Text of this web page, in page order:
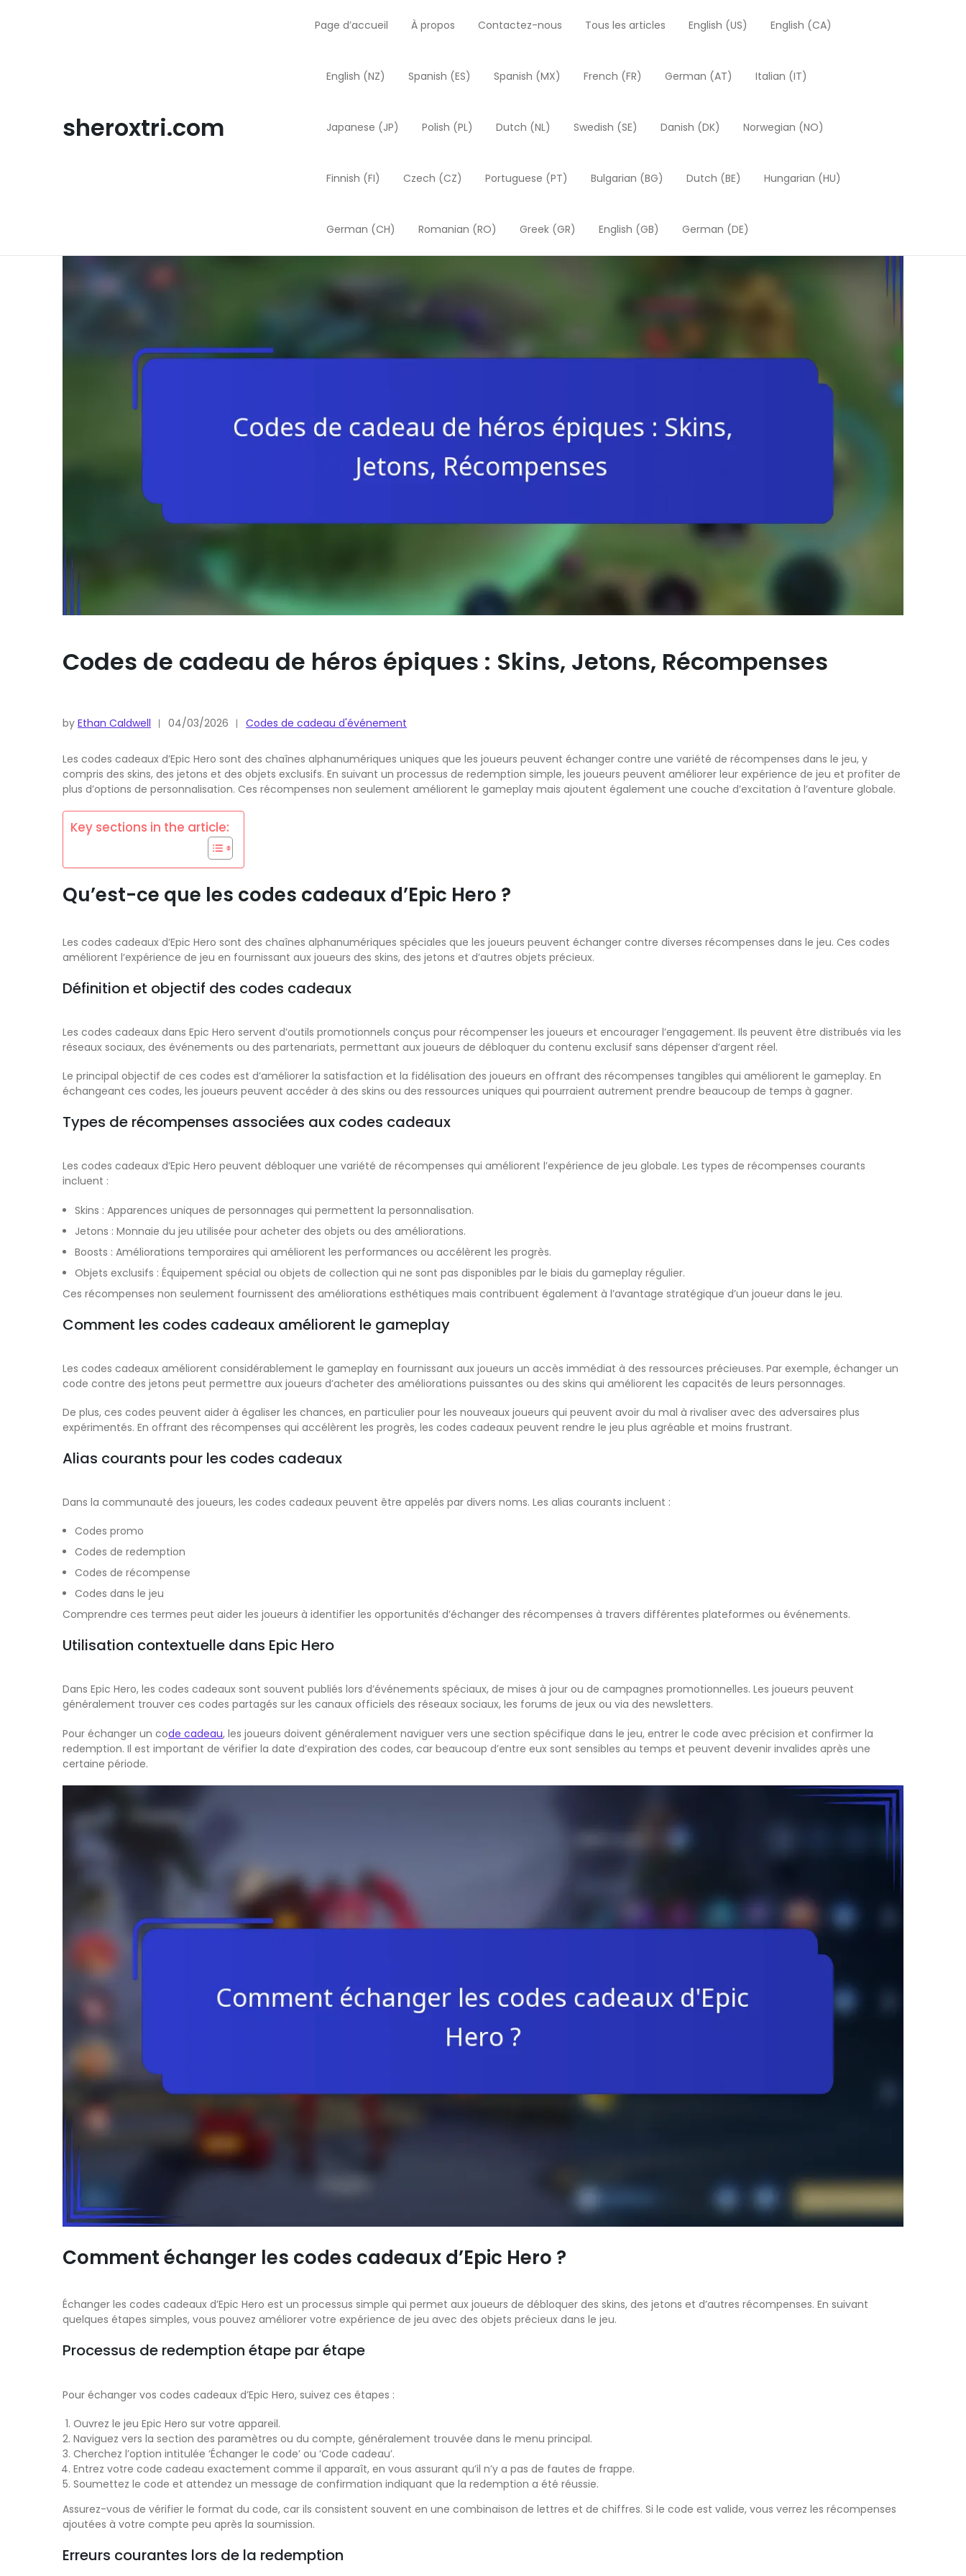
sheroxtri.com
Page d’accueil À propos Contactez-nous Tous les articles English (US) English (CA)
English (NZ) Spanish (ES) Spanish (MX) French (FR) German (AT) Italian (IT)
Japanese (JP) Polish (PL) Dutch (NL) Swedish (SE) Danish (DK) Norwegian (NO)
Finnish (FI) Czech (CZ) Portuguese (PT) Bulgarian (BG) Dutch (BE) Hungarian (HU)
German (CH) Romanian (RO) Greek (GR) English (GB) German (DE)
Codes de cadeau de héros épiques : Skins, Jetons, Récompenses
by Ethan Caldwell 04/03/2026 Codes de cadeau d'événement
Les codes cadeaux d’Epic Hero sont des chaînes alphanumériques uniques que les joueurs peuvent échanger contre une variété de récompenses dans le jeu, y
compris des skins, des jetons et des objets exclusifs. En suivant un processus de redemption simple, les joueurs peuvent améliorer leur expérience de jeu et profiter de
plus d’options de personnalisation. Ces récompenses non seulement améliorent le gameplay mais ajoutent également une couche d’excitation à l’aventure globale.
Key sections in the article:
Qu’est-ce que les codes cadeaux d’Epic Hero ?
Les codes cadeaux d’Epic Hero sont des chaînes alphanumériques spéciales que les joueurs peuvent échanger contre diverses récompenses dans le jeu. Ces codes
améliorent l’expérience de jeu en fournissant aux joueurs des skins, des jetons et d’autres objets précieux.
Définition et objectif des codes cadeaux
Les codes cadeaux dans Epic Hero servent d’outils promotionnels conçus pour récompenser les joueurs et encourager l’engagement. Ils peuvent être distribués via les
réseaux sociaux, des événements ou des partenariats, permettant aux joueurs de débloquer du contenu exclusif sans dépenser d’argent réel.
Le principal objectif de ces codes est d’améliorer la satisfaction et la fidélisation des joueurs en offrant des récompenses tangibles qui améliorent le gameplay. En
échangeant ces codes, les joueurs peuvent accéder à des skins ou des ressources uniques qui pourraient autrement prendre beaucoup de temps à gagner.
Types de récompenses associées aux codes cadeaux
Les codes cadeaux d’Epic Hero peuvent débloquer une variété de récompenses qui améliorent l’expérience de jeu globale. Les types de récompenses courants
incluent :
Skins : Apparences uniques de personnages qui permettent la personnalisation.
Jetons : Monnaie du jeu utilisée pour acheter des objets ou des améliorations.
Boosts : Améliorations temporaires qui améliorent les performances ou accélèrent les progrès.
Objets exclusifs : Équipement spécial ou objets de collection qui ne sont pas disponibles par le biais du gameplay régulier.
Ces récompenses non seulement fournissent des améliorations esthétiques mais contribuent également à l’avantage stratégique d’un joueur dans le jeu.
Comment les codes cadeaux améliorent le gameplay
Les codes cadeaux améliorent considérablement le gameplay en fournissant aux joueurs un accès immédiat à des ressources précieuses. Par exemple, échanger un
code contre des jetons peut permettre aux joueurs d’acheter des améliorations puissantes ou des skins qui améliorent les capacités de leurs personnages.
De plus, ces codes peuvent aider à égaliser les chances, en particulier pour les nouveaux joueurs qui peuvent avoir du mal à rivaliser avec des adversaires plus
expérimentés. En offrant des récompenses qui accélèrent les progrès, les codes cadeaux peuvent rendre le jeu plus agréable et moins frustrant.
Alias courants pour les codes cadeaux
Dans la communauté des joueurs, les codes cadeaux peuvent être appelés par divers noms. Les alias courants incluent :
Codes promo
Codes de redemption
Codes de récompense
Codes dans le jeu
Comprendre ces termes peut aider les joueurs à identifier les opportunités d’échanger des récompenses à travers différentes plateformes ou événements.
Utilisation contextuelle dans Epic Hero
Dans Epic Hero, les codes cadeaux sont souvent publiés lors d’événements spéciaux, de mises à jour ou de campagnes promotionnelles. Les joueurs peuvent
généralement trouver ces codes partagés sur les canaux officiels des réseaux sociaux, les forums de jeux ou via des newsletters.
Pour échanger un code cadeau, les joueurs doivent généralement naviguer vers une section spécifique dans le jeu, entrer le code avec précision et confirmer la
redemption. Il est important de vérifier la date d’expiration des codes, car beaucoup d’entre eux sont sensibles au temps et peuvent devenir invalides après une
certaine période.
Comment échanger les codes cadeaux d’Epic Hero ?
Échanger les codes cadeaux d’Epic Hero est un processus simple qui permet aux joueurs de débloquer des skins, des jetons et d’autres récompenses. En suivant
quelques étapes simples, vous pouvez améliorer votre expérience de jeu avec des objets précieux dans le jeu.
Processus de redemption étape par étape
Pour échanger vos codes cadeaux d’Epic Hero, suivez ces étapes :
Ouvrez le jeu Epic Hero sur votre appareil.
Naviguez vers la section des paramètres ou du compte, généralement trouvée dans le menu principal.
Cherchez l’option intitulée ‘Échanger le code’ ou ‘Code cadeau’.
Entrez votre code cadeau exactement comme il apparaît, en vous assurant qu’il n’y a pas de fautes de frappe.
Soumettez le code et attendez un message de confirmation indiquant que la redemption a été réussie.
Assurez-vous de vérifier le format du code, car ils consistent souvent en une combinaison de lettres et de chiffres. Si le code est valide, vous verrez les récompenses
ajoutées à votre compte peu après la soumission.
Erreurs courantes lors de la redemption